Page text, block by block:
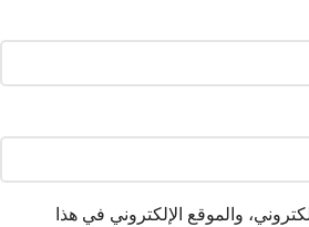
والموقع الإلكتروني في هذا